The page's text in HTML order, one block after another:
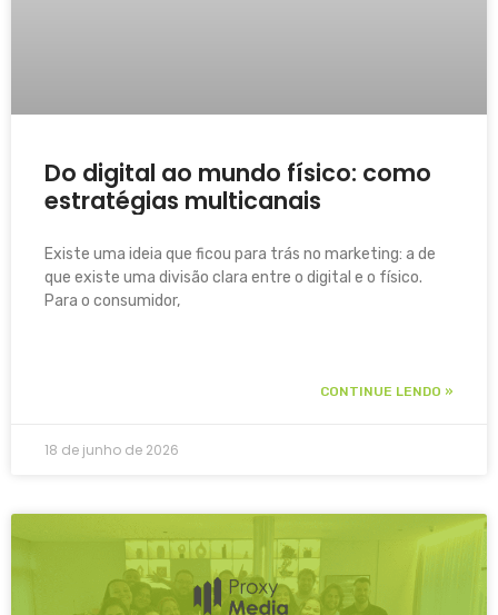
Do digital ao mundo físico: como
estratégias multicanais
reais
Existe uma ideia que ficou para trás no marketing: a de
que existe uma divisão clara entre o digital e o físico.
Para o consumidor,
CONTINUE LENDO »
18 de junho de 2026